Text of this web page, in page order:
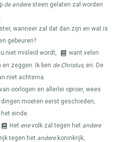
de anderesteen gelaten zal worden
wanneer zal dat dan zijn en wat is
gebeuren?
u niet misleid wordt,
want velen
zeggen: Ik ben de Christus, en: De
niet achterna.
oorlogen en allerlei oproer, wees
moeten eerst geschieden,
einde.
Het enevolk zal tegen het andere
tegen het anderekoninkrijk;